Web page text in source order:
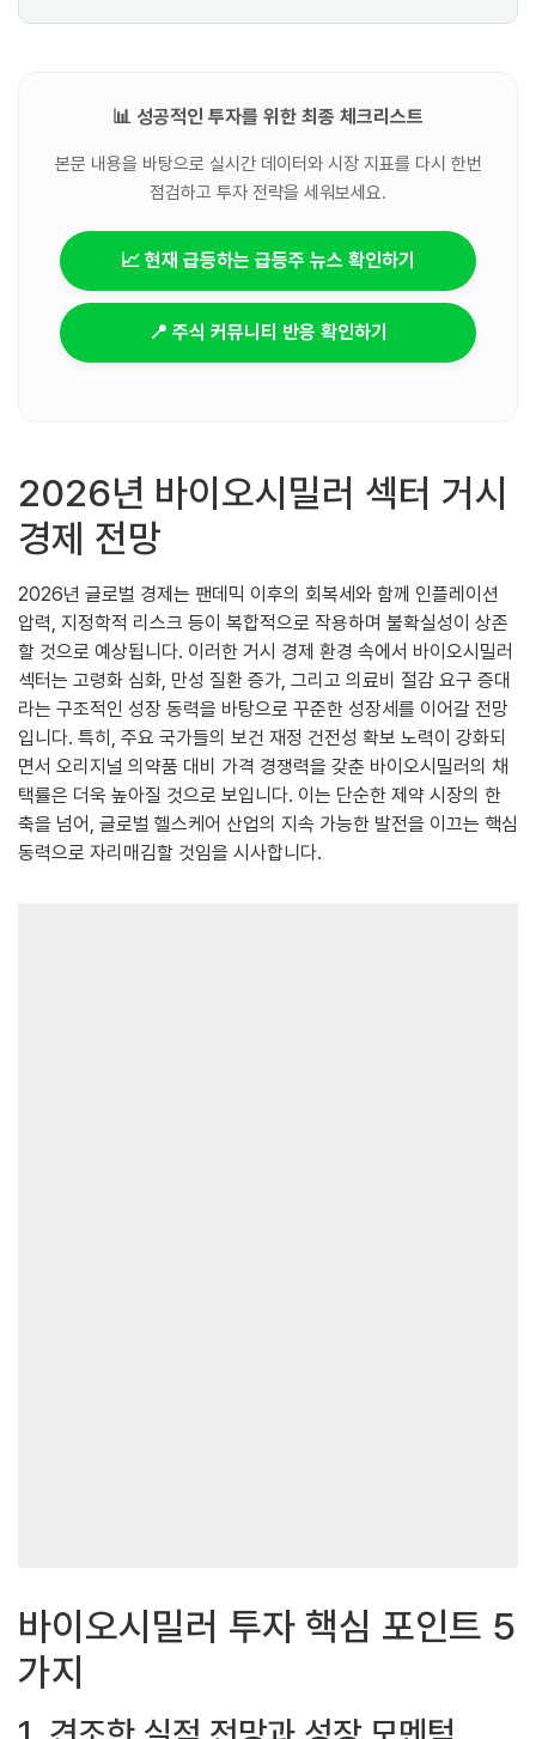
📊 성공적인 투자를 위한 최종 체크리스트
본문 내용을 바탕으로 실시간 데이터와 시장 지표를 다시 한번
점검하고 투자 전략을 세워보세요.
📈 현재 급등하는 급등주 뉴스 확인하기
📍 주식 커뮤니티 반응 확인하기
2026년 바이오시밀러 섹터 거시
경제 전망
2026년 글로벌 경제는 팬데믹 이후의 회복세와 함께 인플레이션
압력, 지정학적 리스크 등이 복합적으로 작용하며 불확실성이 상존
할 것으로 예상됩니다. 이러한 거시 경제 환경 속에서 바이오시밀러
섹터는 고령화 심화, 만성 질환 증가, 그리고 의료비 절감 요구 증대
라는 구조적인 성장 동력을 바탕으로 꾸준한 성장세를 이어갈 전망
입니다. 특히, 주요 국가들의 보건 재정 건전성 확보 노력이 강화되
면서 오리지널 의약품 대비 가격 경쟁력을 갖춘 바이오시밀러의 채
택률은 더욱 높아질 것으로 보입니다. 이는 단순한 제약 시장의 한
축을 넘어, 글로벌 헬스케어 산업의 지속 가능한 발전을 이끄는 핵심
동력으로 자리매김할 것임을 시사합니다.
바이오시밀러 투자 핵심 포인트 5
가지